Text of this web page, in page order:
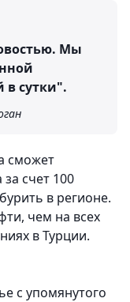
Мы
в сутки".
сможет
счет 100
в регионе.
чем на всех
в Турции.
с упомянутого